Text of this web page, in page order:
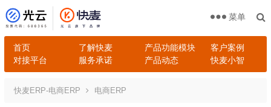
首页 了解快麦 产品功能模块
客户案例
对接平台
服务承诺 产品动态 快麦小智
菜单
快麦ERP-电商ERP 电商ERP